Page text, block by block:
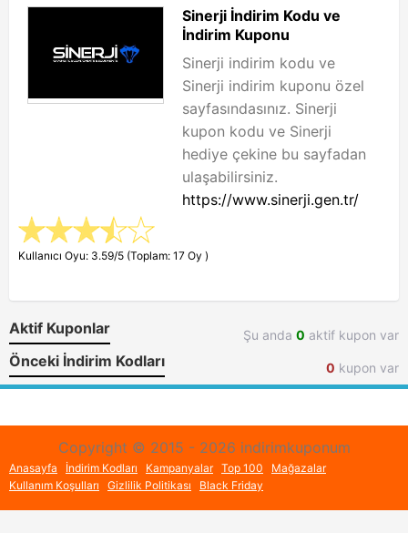
Sinerji İndirim Kodu ve
İndirim Kuponu
Sinerji indirim kodu ve
Sinerji indirim kuponu özel
sayfasındasınız. Sinerji
kupon kodu ve Sinerji
hediye çekine bu sayfadan
ulaşabilirsiniz.
https://www.sinerji.gen.tr/
Kullanıcı Oyu: 3.59/5 (Toplam: 17 Oy )
Aktif Kuponlar Şu anda 0 aktif kupon var
Önceki İndirim Kodları 0 kupon var
Copyright © 2015 - 2026 indirimkuponum
Anasayfa İndirim Kodları Kampanyalar Top 100
Mağazalar
Kullanım Koşulları
Gizlilik Politikası Black Friday